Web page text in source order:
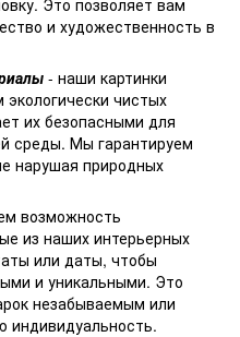
Это позволяет вам
и художественность в
- наши картинки
чистых
их безопасными для
среды. Мы гарантируем
нарушая природных
возможность
из наших интерьерных
или даты, чтобы
и уникальными. Это
незабываемым или
индивидуальность.